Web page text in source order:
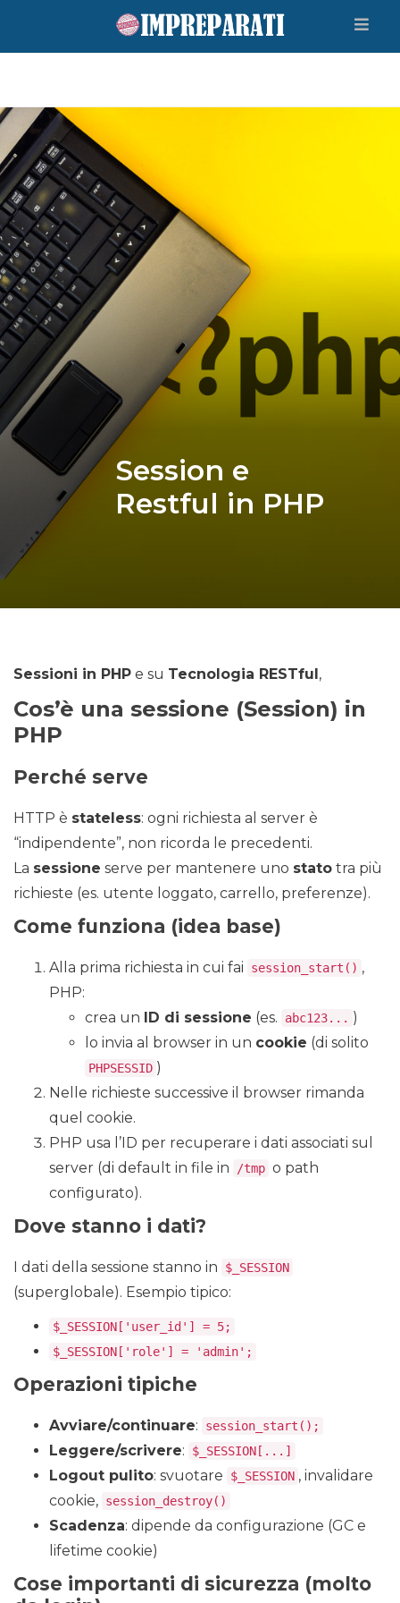
Session e
Restful in PHP
Sessioni in PHP e su Tecnologia RESTful,
Cos’è una sessione (Session) in
PHP
Perché serve
HTTP è stateless: ogni richiesta al server è
“indipendente”, non ricorda le precedenti.
La sessione serve per mantenere uno stato tra più
richieste (es. utente loggato, carrello, preferenze).
Come funziona (idea base)
Alla prima richiesta in cui fai session_start() ,
PHP:
crea un ID di sessione (es. abc123... )
lo invia al browser in un cookie (di solito
PHPSESSID )
Nelle richieste successive il browser rimanda
quel cookie.
PHP usa l’ID per recuperare i dati associati sul
server (di default in file in
/tmp o path
configurato).
Dove stanno i dati?
I dati della sessione stanno in $_SESSION
(superglobale). Esempio tipico:
$_SESSION['user_id'] = 5;
$_SESSION['role'] = 'admin';
Operazioni tipiche
Avviare/continuare: session_start();
Leggere/scrivere: $_SESSION[...]
Logout pulito: svuotare $_SESSION , invalidare
cookie, session_destroy()
Scadenza: dipende da configurazione (GC e
lifetime cookie)
Cose importanti di sicurezza (molto